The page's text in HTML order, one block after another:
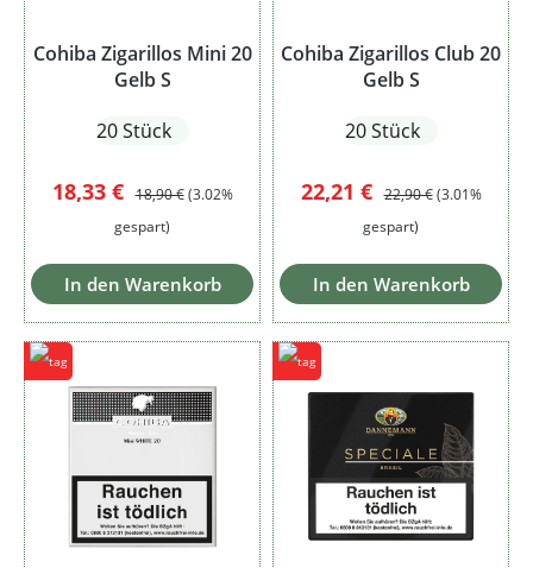
Cohiba Zigarillos Mini 20
Gelb S
20 Stück
Verkaufspreis:
18,33 € Regulärer Preis:
18,90 € (3.02%
gespart)
In den Warenkorb
Cohiba Zigarillos Club 20
Gelb S
20 Stück
Verkaufspreis:
22,21 € Regulärer Preis:
22,90 € (3.01%
gespart)
In den Warenkorb